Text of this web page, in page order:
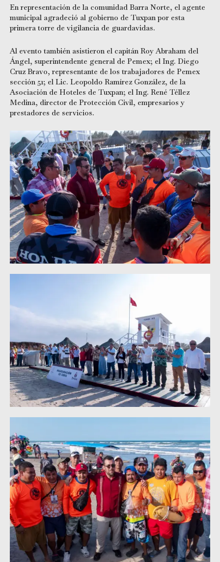
En representación de la comunidad Barra Norte, el agente
municipal agradeció al gobierno de Tuxpan por esta
primera torre de vigilancia de guardavidas.
Al evento también asistieron el capitán Roy Abraham del
Ángel, superintendente general de Pemex; el Ing. Diego
Cruz Bravo, representante de los trabajadores de Pemex
sección 51; el Lic. Leopoldo Ramírez González, de la
Asociación de Hoteles de Tuxpan; el Ing. René Téllez
Medina, director de Protección Civil, empresarios y
prestadores de servicios.